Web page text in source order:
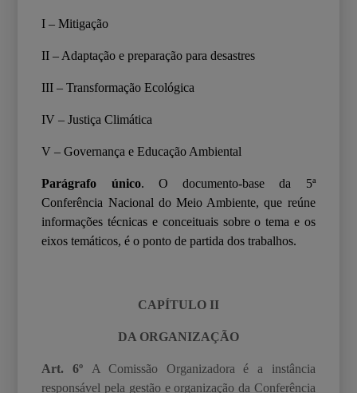
I – Mitigação
II – Adaptação e preparação para desastres
III – Transformação Ecológica
IV – Justiça Climática
V – Governança e Educação Ambiental
Parágrafo único. O documento-base da 5ª
Conferência Nacional do Meio Ambiente, que reúne
informações técnicas e conceituais sobre o tema e os
eixos temáticos, é o ponto de partida dos trabalhos.
CAPÍTULO II
DA ORGANIZAÇÃO
Art. 6º A Comissão Organizadora é a instância
responsável pela gestão e organização da Conferência